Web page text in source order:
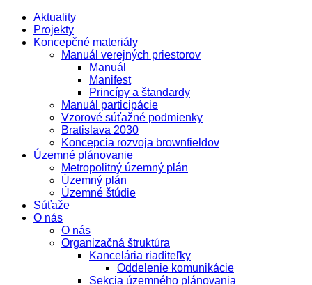
Aktuality
Projekty
Koncepčné materiály
Manuál verejných priestorov
Manuál
Manifest
Princípy a štandardy
Manuál participácie
Vzorové súťažné podmienky
Bratislava 2030
Koncepcia rozvoja brownfieldov
Územné plánovanie
Metropolitný územný plán
Územný plán
Územné štúdie
Súťaže
O nás
O nás
Organizačná štruktúra
Kancelária riaditeľky
Oddelenie komunikácie
Sekcia územného plánovania